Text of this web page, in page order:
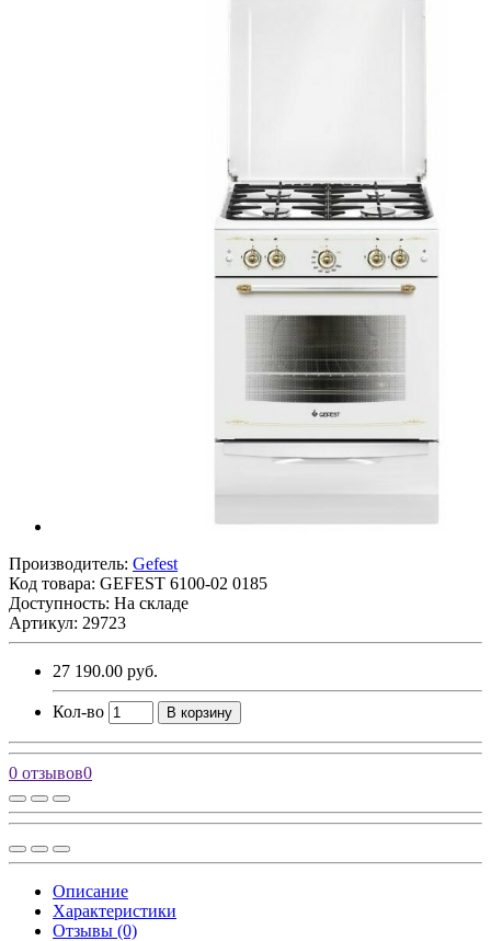
Производитель: Gefest
Код товара: GEFEST 6100-02 0185
Доступность: На складе
Артикул: 29723
27 190.00 руб.
Кол-во В корзину
0 отзывов0
Описание
Характеристики
Отзывы (0)